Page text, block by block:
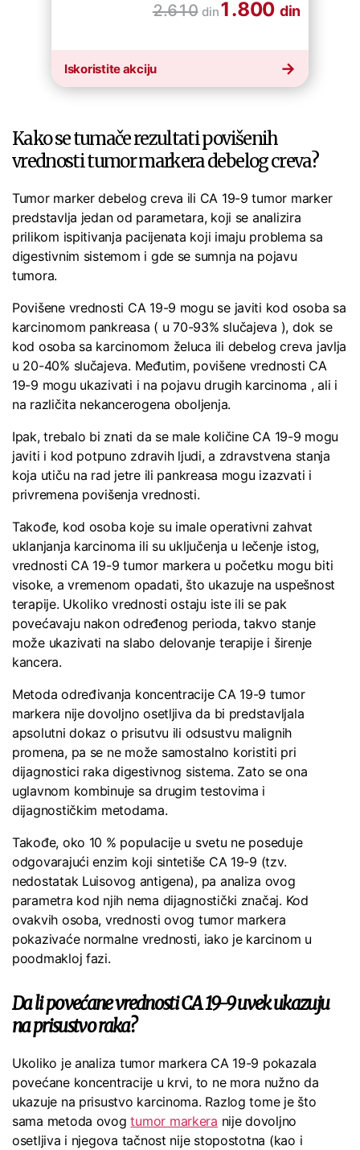
2.610 din1.800 din
Iskoristite akciju
Kako se tumače rezultati povišenih
vrednosti tumor markera debelog creva?
Tumor marker debelog creva ili CA 19-9 tumor marker
predstavlja jedan od parametara, koji se analizira
prilikom ispitivanja pacijenata koji imaju problema sa
digestivnim sistemom i gde se sumnja na pojavu
tumora.
Povišene vrednosti CA 19-9 mogu se javiti kod osoba sa
karcinomom pankreasa ( u 70-93% slučajeva ), dok se
kod osoba sa karcinomom želuca ili debelog creva javlja
u 20-40% slučajeva. Međutim, povišene vrednosti CA
19-9 mogu ukazivati i na pojavu drugih karcinoma , ali i
na različita nekancerogena oboljenja.
Ipak, trebalo bi znati da se male količine CA 19-9 mogu
javiti i kod potpuno zdravih ljudi, a zdravstvena stanja
koja utiču na rad jetre ili pankreasa mogu izazvati i
privremena povišenja vrednosti.
Takođe, kod osoba koje su imale operativni zahvat
uklanjanja karcinoma ili su uključenja u lečenje istog,
vrednosti CA 19-9 tumor markera u početku mogu biti
visoke, a vremenom opadati, što ukazuje na uspešnost
terapije. Ukoliko vrednosti ostaju iste ili se pak
povećavaju nakon određenog perioda, takvo stanje
može ukazivati na slabo delovanje terapije i širenje
kancera.
Metoda određivanja koncentracije CA 19-9 tumor
markera nije dovoljno osetljiva da bi predstavljala
apsolutni dokaz o prisutvu ili odsustvu malignih
promena, pa se ne može samostalno koristiti pri
dijagnostici raka digestivnog sistema. Zato se ona
uglavnom kombinuje sa drugim testovima i
dijagnostičkim metodama.
Takođe, oko 10 % populacije u svetu ne poseduje
odgovarajući enzim koji sintetiše CA 19-9 (tzv.
nedostatak Luisovog antigena), pa analiza ovog
parametra kod njih nema dijagnostički značaj. Kod
ovakvih osoba, vrednosti ovog tumor markera
pokazivaće normalne vrednosti, iako je karcinom u
poodmakloj fazi.
Da li povećane vrednosti CA 19-9 uvek ukazuju
na prisustvo raka?
Ukoliko je analiza tumor markera CA 19-9 pokazala
povećane koncentracije u krvi, to ne mora nužno da
ukazuje na prisustvo karcinoma. Razlog tome je što
sama metoda ovogtumor markera nije dovoljno
osetljiva i njegova tačnost nije stopostotna (kao i